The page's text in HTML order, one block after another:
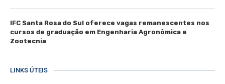
IFC Santa Rosa do Sul oferece vagas remanescentes nos
cursos de graduação em Engenharia Agronômica e
Zootecnia
LINKS ÚTEIS